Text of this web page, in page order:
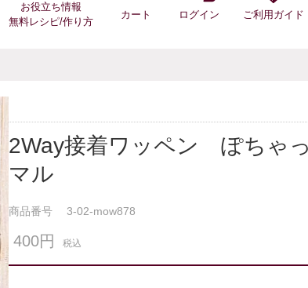
お役立ち情報
無料レシピ/作り方
カート ログイン ご利用ガイド
2Way接着ワッペン ぽちゃ
マル
商品番号 3-02-mow878
400円 税込